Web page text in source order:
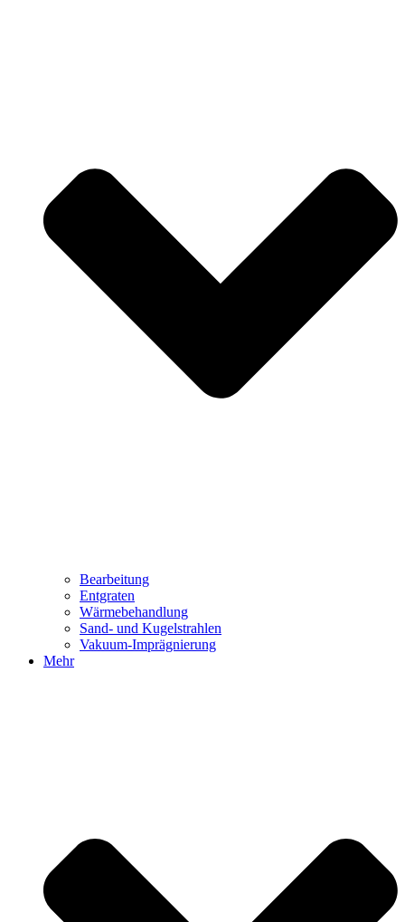
Bearbeitung
Entgraten
Wärmebehandlung
Sand- und Kugelstrahlen
Vakuum-Imprägnierung
Mehr